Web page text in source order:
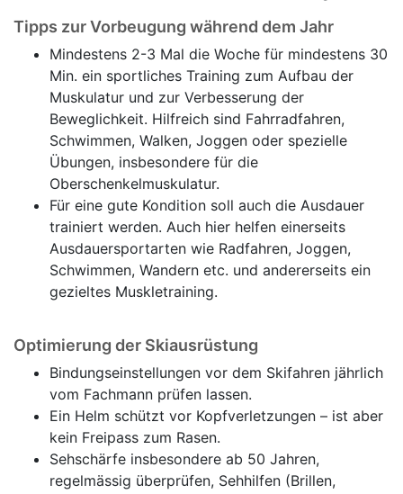
Tipps zur Vorbeugung während dem Jahr
Mindestens 2-3 Mal die Woche für mindestens 30
Min. ein sportliches Training zum Aufbau der
Muskulatur und zur Verbesserung der
Beweglichkeit. Hilfreich sind Fahrradfahren,
Schwimmen, Walken, Joggen oder spezielle
Übungen, insbesondere für die
Oberschenkelmuskulatur.
Für eine gute Kondition soll auch die Ausdauer
trainiert werden. Auch hier helfen einerseits
Ausdauersportarten wie Radfahren, Joggen,
Schwimmen, Wandern etc. und andererseits ein
gezieltes Muskletraining.
Optimierung der Skiausrüstung
Bindungseinstellungen vor dem Skifahren jährlich
vom Fachmann prüfen lassen.
Ein Helm schützt vor Kopfverletzungen – ist aber
kein Freipass zum Rasen.
Sehschärfe insbesondere ab 50 Jahren,
regelmässig überprüfen, Sehhilfen (Brillen,